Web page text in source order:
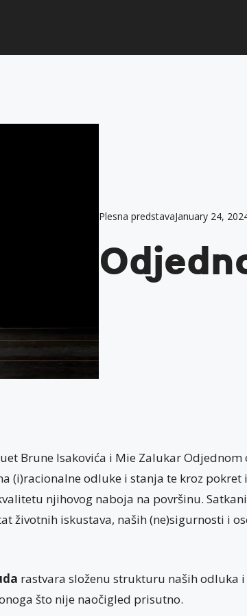
Plesna predstavaJanuary 24,
Brune Isakovića i Mie Zalukar
(i)racionalne odluke i stanja te kroz
njihovog naboja na površinu.
životnih iskustava, naših (ne)sigurnosti i
rastvara složenu strukturu naših odluka
što nije naočigled prisutno.